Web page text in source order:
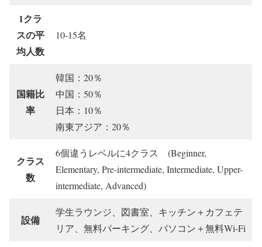
1クラ
スの平
均人数
10-15名
国籍比
率
韓国：20％
中国：50％
日本：10％
南東アジア：20％
クラス
数
6個違うレベルに4クラス (Beginner,
Elementary, Pre-intermediate, Intermediate, Upper-
intermediate, Advanced)
設備
学生ラウンジ、図書室、キッチン＋カフェテ
リア、無料パーキング、パソコン＋無料Wi-Fi